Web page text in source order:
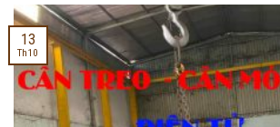
13
Th10